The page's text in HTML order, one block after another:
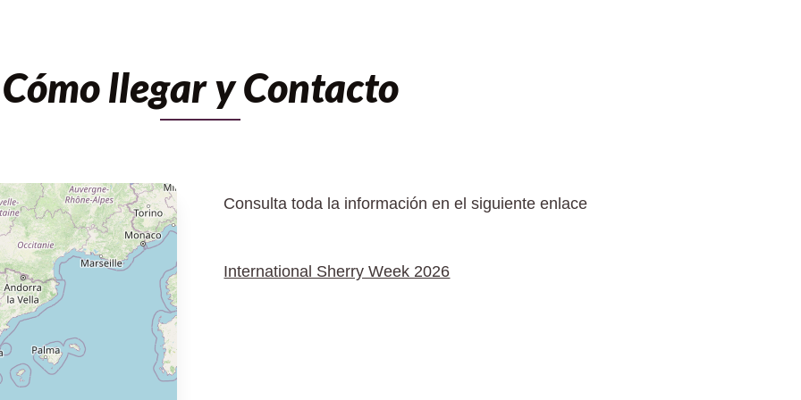
Cómo llegar y Contacto
Consulta toda la información en el siguiente enlace
International Sherry Week 2026